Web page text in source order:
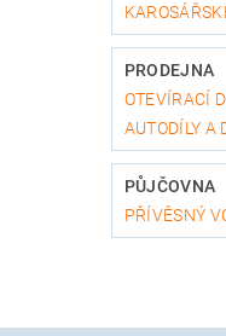
PRODEJNA
OTEVÍRACÍ
AUTODÍLY A
PŮJČOVNA
PŘÍVĚSNÝ